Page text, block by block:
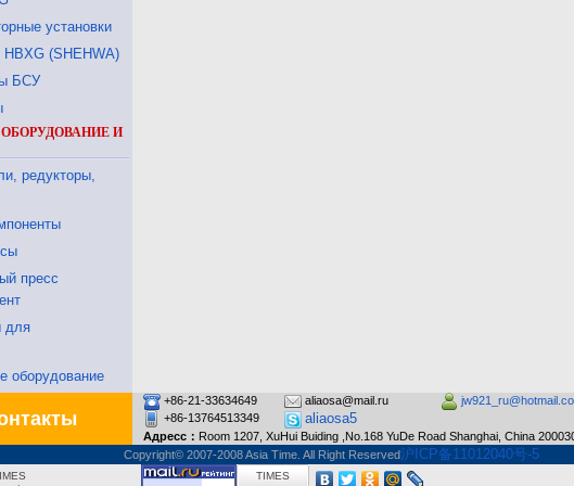
установки
HBXG (SHEHWA)
БСУ
И
редукторы,
пресс
для
оборудование
+86-21-33634649 aliaosa@mail.ru
+86-13764513349
aliaosa5
Адресс： Room 1207, XuHui Buiding ,No.168 YuDe Road Shanghai, China
Copyright© 2007-2008 Asia Time. All Right Reserved沪ICP备11012040号-5
TIMES